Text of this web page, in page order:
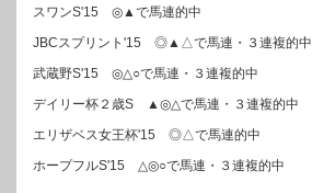
スワンS'15 ◎▲で馬連的中
JBCスプリント'15 ◎▲△で馬連・３連複的中
武蔵野S'15 ◎△○で馬連・３連複的中
デイリー杯２歳S ▲◎△で馬連・３連複的中
エリザベス女王杯'15 ◎△で馬連的中
ホープフルS'15 △◎○で馬連・３連複的中